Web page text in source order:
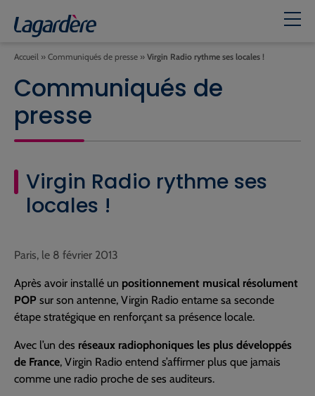
Accueil » Communiqués de presse » Virgin Radio rythme ses locales !
Communiqués de
presse
Virgin Radio rythme ses
locales !
Paris, le 8 février 2013
Après avoir installé un positionnement musical résolument
POP sur son antenne, Virgin Radio entame sa seconde
étape stratégique en renforçant sa présence locale.
Avec l’un des réseaux radiophoniques les plus développés
de France, Virgin Radio entend s’affirmer plus que jamais
comme une radio proche de ses auditeurs.